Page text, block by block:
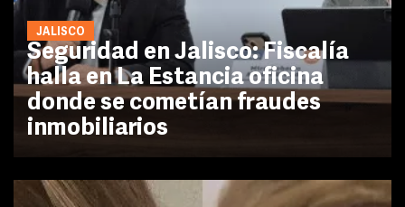
JALISCO
Seguridad en Jalisco: Fiscalía
halla en La Estancia oficina
donde se cometían fraudes
inmobiliarios